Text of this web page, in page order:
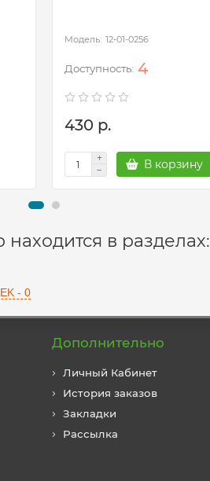
12-01-0256
4
430 р.
В корзину
в разделах:
- 0
Дополнительно
Личный Кабинет
История заказов
Закладки
Рассылка